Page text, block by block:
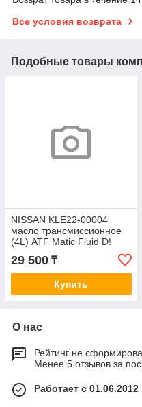
Все условия возврата
Подобные товары
NISSAN KLE22-00004
масло трансмиссионное
(4L) ATF Matic Fluid D!
29 500 ₸
Купить
О нас
Рейтинг не
Менее 5 отзывов за
Работает с 01.06.2012